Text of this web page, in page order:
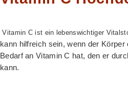
Vitamin C ist ein lebenswichtiger
kann hilfreich sein, wenn der Körper
Bedarfan Vitamin C hat, den er
kann.